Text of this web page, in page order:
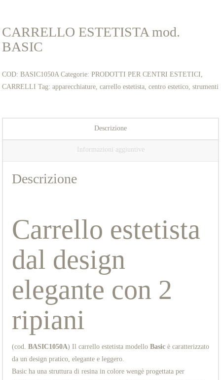
CARRELLO ESTETISTA mod.
BASIC
COD:BASIC1050A Categorie:PRODOTTI PER CENTRI ESTETICI
CARRELLI Tag:apparecchiature ,carrello estetista ,centro estetico ,strumenti
Descrizione
Informazioni aggiuntive
Descrizione
Carrello estetista
dal design
elegante con 2
ripiani
(cod. BASIC1050A) Il carrello estetista modello Basicè caratterizzato
da un design pratico, elegante e leggero.
Basic ha una struttura di resina in colore wengè progettata per